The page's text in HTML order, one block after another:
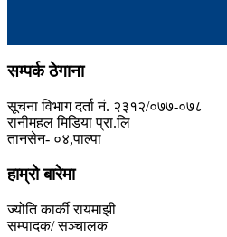
सम्पर्क ठेगाना
सूचना विभाग दर्ता नं. २३१२/०७७-०७८
रानीमहल मिडिया प्रा.लि
तानसेन- ०४,पाल्पा
हाम्रो बारेमा
ज्योति कार्की रायमाझी
सम्पादक/ सञ्चालक